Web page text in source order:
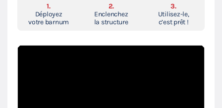
1.
Déployez
votre barnum
2.
Enclenchez
la structure
3.
Utilisez-le,
c’est prêt !